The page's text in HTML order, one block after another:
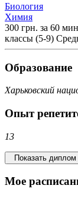
Биология
Химия
300 грн. за 60
классы (5-9)
Образование
Харьковский
Опыт
13
Показать диплом
Мое